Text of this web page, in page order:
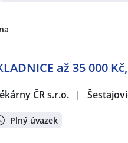
až 35 000
ČR s.r.o. |
Plný úvazek